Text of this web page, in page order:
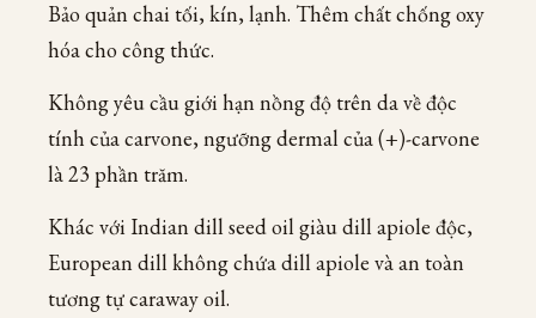
Bảo quản chai tối, kín, lạnh. Thêm chất chống oxy
hóa cho công thức.
Không yêu cầu giới hạn nồng độ trên da về độc
tính của carvone, ngưỡng dermal của (+)-carvone
là 23 phần trăm.
Khác với Indian dill seed oil giàu dill apiole độc,
European dill không chứa dill apiole và an toàn
tương tự caraway oil.